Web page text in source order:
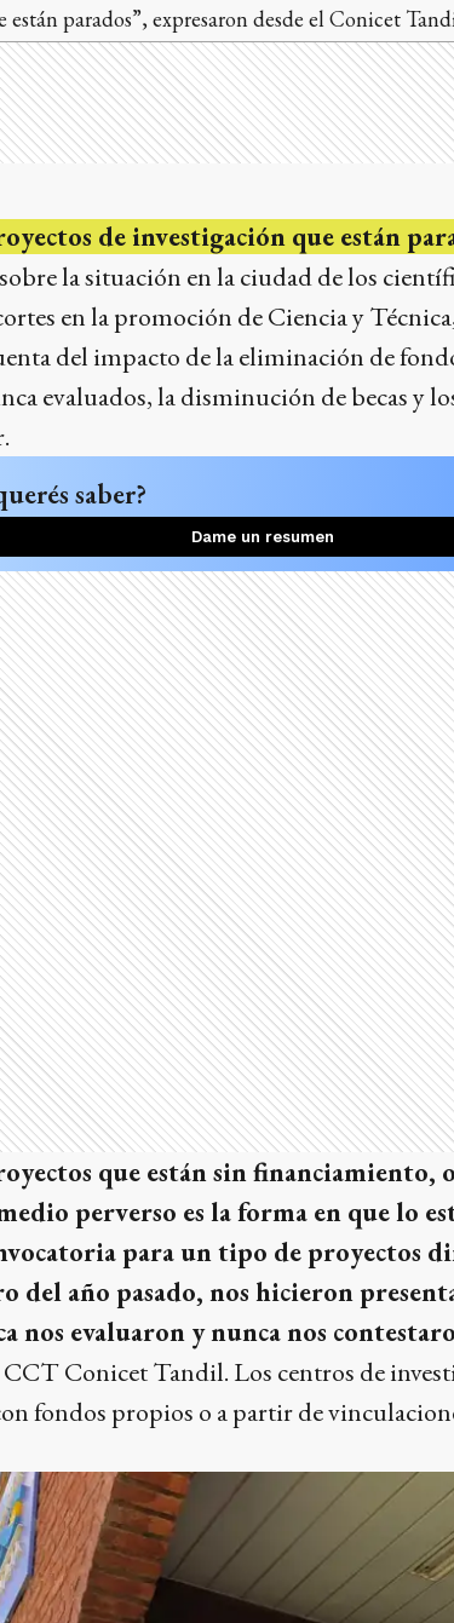
parados”, expresaron desde el Conicet
de investigación que están
la situación en la ciudad de los
en la promoción de Ciencia y
del impacto de la eliminación de
evaluados, la disminución de becas y
saber?
Dame un resumen
que están sin financiamiento,
perverso es la forma en que lo
para un tipo de proyectos
del año pasado, nos hicieron
nos evaluaron y nunca nos
Conicet Tandil. Los centros de
fondos propios o a partir de